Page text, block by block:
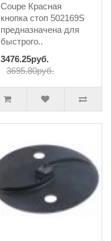
Coupe Красная
кнопка стоп 502169S
предназначена для
быстрого..
3476.25руб.
3695.80руб.